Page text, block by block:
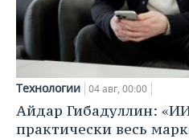
Технологии 04 авг, 00:00
Айдар Гибадуллин:
практически весь